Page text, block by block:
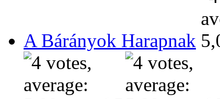
A Bárányok Harapnak